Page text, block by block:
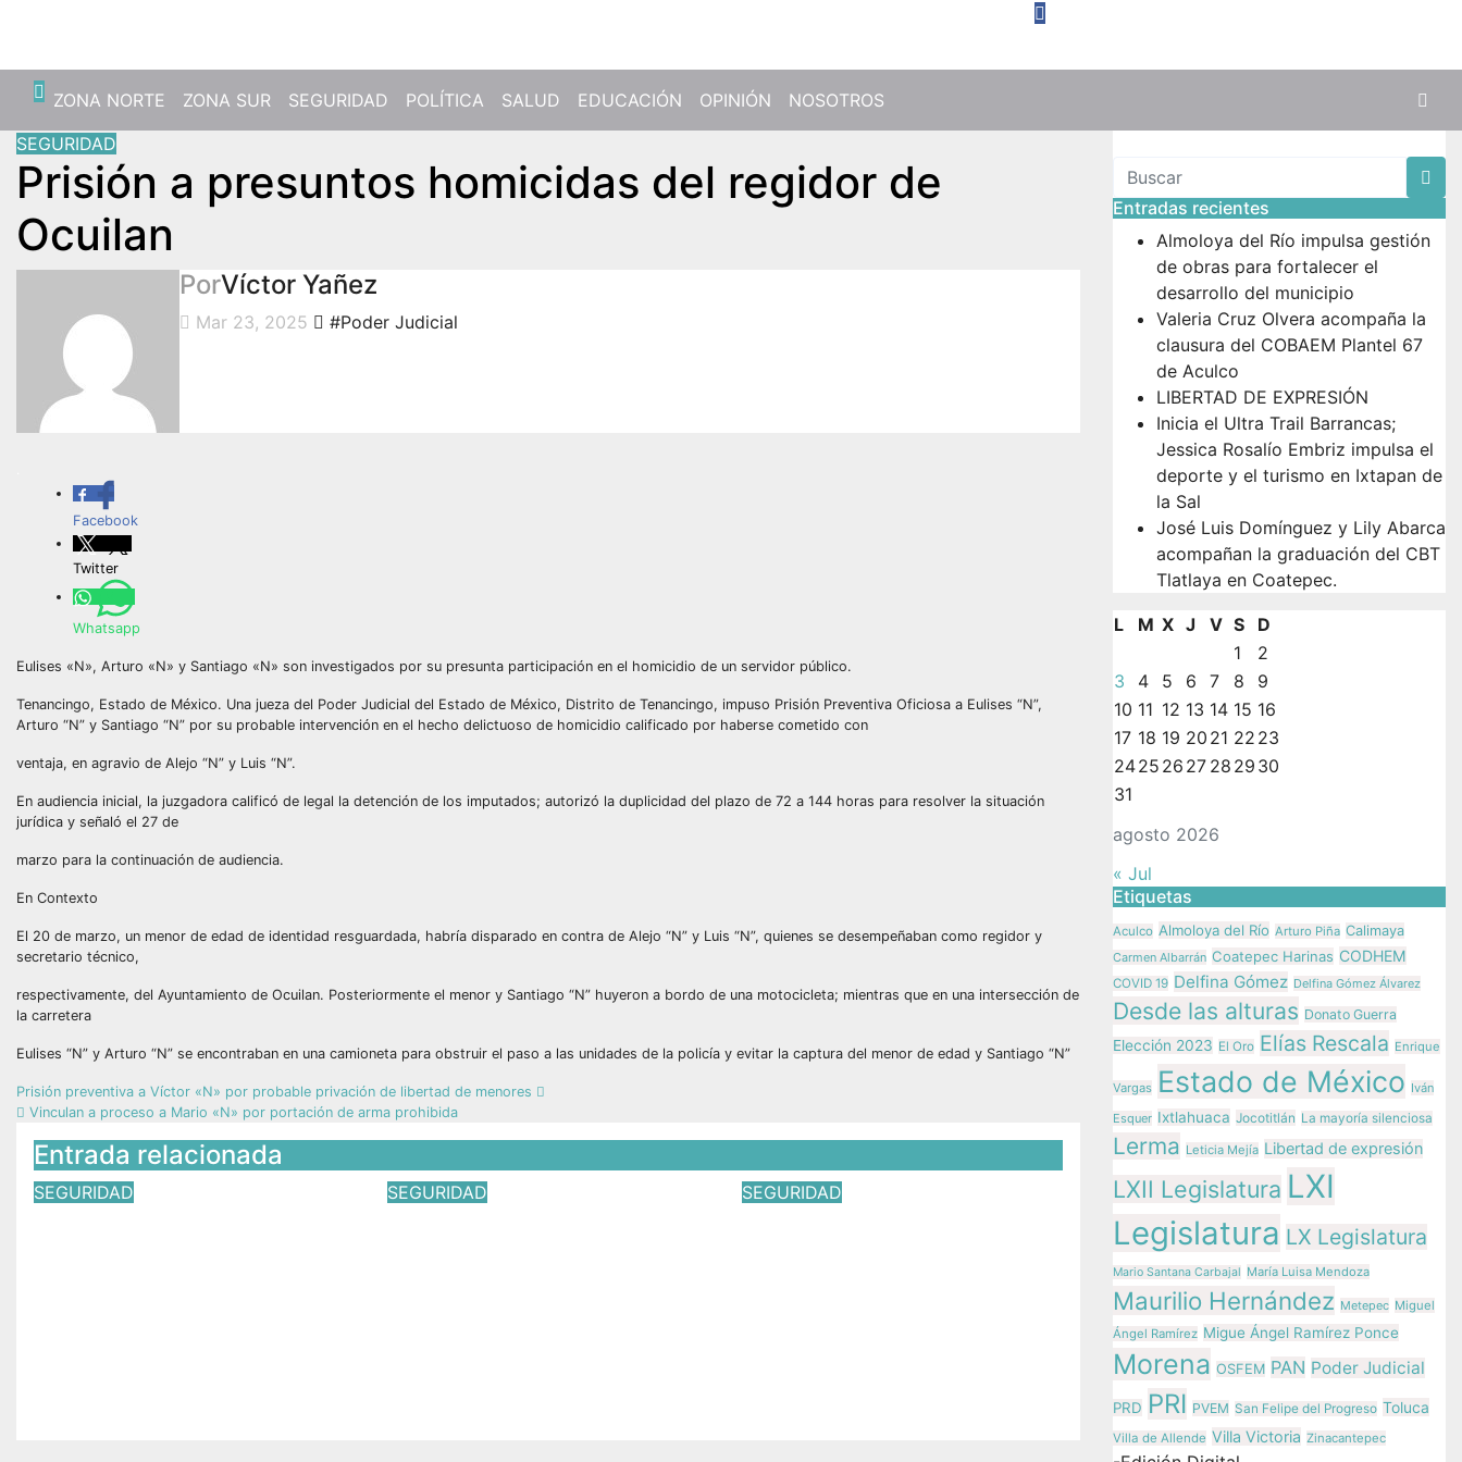
ZONA NORTE ZONA SUR SEGURIDAD POLÍTICA SALUD EDUCACIÓN OPINIÓN
NOSOTROS
SEGURIDAD
Prisión a presuntos homicidas del regidor de
Ocuilan
PorVíctor Yañez
Mar 23, 2025 #Poder Judicial
Facebook
Twitter
Whatsapp
Eulises «N», Arturo «N» y Santiago «N» son investigados por su presunta participación en el homicidio de un servidor público.
Tenancingo, Estado de México. Una jueza del Poder Judicial del Estado de México, Distrito de Tenancingo, impuso Prisión Preventiva Oficiosa a Eulises “N”,
Arturo “N” y Santiago “N” por su probable intervención en el hecho delictuoso de homicidio calificado por haberse cometido con
ventaja, en agravio de Alejo “N” y Luis “N”.
En audiencia inicial, la juzgadora calificó de legal la detención de los imputados; autorizó la duplicidad del plazo de 72 a 144 horas para resolver la situación
jurídica y señaló el 27 de
marzo para la continuación de audiencia.
En Contexto
El 20 de marzo, un menor de edad de identidad resguardada, habría disparado en contra de Alejo “N” y Luis “N”, quienes se desempeñaban como regidor y
secretario técnico,
respectivamente, del Ayuntamiento de Ocuilan. Posteriormente el menor y Santiago “N” huyeron a bordo de una motocicleta; mientras que en una intersección de
la carretera
Eulises “N” y Arturo “N” se encontraban en una camioneta para obstruir el paso a las unidades de la policía y evitar la captura del menor de edad y Santiago “N”
Prisión preventiva a Víctor «N» por probable privación de libertad de menores
Vinculan a proceso a Mario «N» por portación de arma prohibida
Entrada relacionada
SEGURIDAD SEGURIDAD SEGURIDAD
Entradas recientes
Almoloya del Río impulsa gestión
de obras para fortalecer el
desarrollo del municipio
Valeria Cruz Olvera acompaña la
clausura del COBAEM Plantel 67
de Aculco
LIBERTAD DE EXPRESIÓN
Inicia el Ultra Trail Barrancas;
Jessica Rosalío Embriz impulsa el
deporte y el turismo en Ixtapan de
la Sal
José Luis Domínguez y Lily Abarca
acompañan la graduación del CBT
Tlatlaya en Coatepec.
agosto 2026
L M X J V S
D
1
2
3
4 5 6 7 8
9
10 11 12 13 14 15 16
17 18 19 20 21 22 23
2425 26 27 28 29 30
31
« Jul
Etiquetas
Aculco Almoloya del Río Arturo Piña Calimaya
Carmen Albarrán Coatepec Harinas CODHEM
COVID 19 Delfina Gómez Delfina Gómez Álvarez
Desde las alturas Donato Guerra
Elección 2023 El Oro Elías Rescala Enrique
Vargas Estado de México Iván
Esquer Ixtlahuaca Jocotitlán La mayoría silenciosa
Lerma Leticia Mejía Libertad de expresión
LXII Legislatura LXI
Legislatura LX Legislatura
Mario Santana Carbajal María Luisa Mendoza
Maurilio Hernández Metepec Miguel
Ángel Ramírez Migue Ángel Ramírez Ponce
Morena OSFEM PAN Poder Judicial
PRD PRI PVEM San Felipe del Progreso Toluca
Villa de Allende Villa Victoria Zinacantepec